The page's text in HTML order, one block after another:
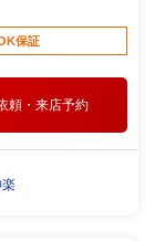
保証
頼・来店予約